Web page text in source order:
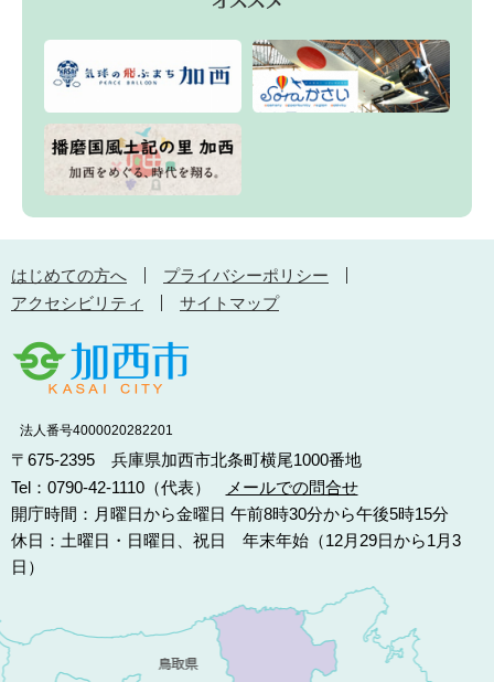
はじめての方へ
プライバシーポリシー
アクセシビリティ
サイトマップ
法人番号4000020282201
〒675-2395 兵庫県加西市北条町横尾1000番地
Tel：0790-42-1110（代表）
メールでの問合せ
開庁時間：月曜日から金曜日 午前8時30分から午後5時15分
休日：土曜日・日曜日、祝日 年末年始（12月29日から1月3
日）